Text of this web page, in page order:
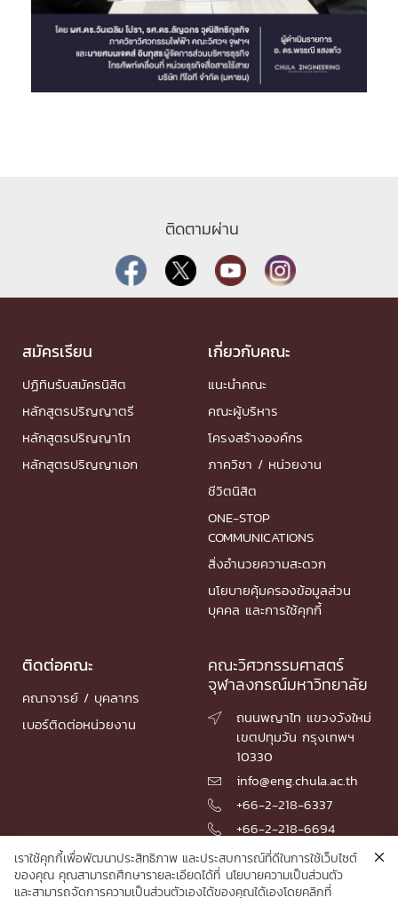
ติดตามผ่าน
สมัครเรียน
ปฏิทินรับสมัครนิสิต
หลักสูตรปริญญาตรี
หลักสูตรปริญญาโท
หลักสูตรปริญญาเอก
เกี่ยวกับคณะ
แนะนำคณะ
คณะผู้บริหาร
โครงสร้างองค์กร
ภาควิชา / หน่วยงาน
ชีวิตนิสิต
ONE-STOP
COMMUNICATIONS
สิ่งอำนวยความสะดวก
นโยบายคุ้มครองข้อมูลส่วน
บุคคล และการใช้คุกกี้
ติดต่อคณะ
คณาจารย์ / บุคลากร
เบอร์ติดต่อหน่วยงาน
คณะวิศวกรรมศาสตร์
จุฬาลงกรณ์มหาวิทยาลัย

ถนนพญาไท แขวงวังใหม่
เขตปทุมวัน กรุงเทพฯ
10330
 info@eng.chula.ac.th
 +66-2-218-6337
 +66-2-218-6694
เราใช้คุกกี้เพื่อพัฒนาประสิทธิภาพ และประสบการณ์ที่ดีในการใช้เว็บไซต์
ของคุณ คุณสามารถศึกษารายละเอียดได้ที่ นโยบายความเป็นส่วนตัว
และสามารถจัดการความเป็นส่วนตัวเองได้ของคุณได้เองโดยคลิกที่